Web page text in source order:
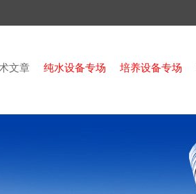
文章 纯水设备专场 培养设备专场